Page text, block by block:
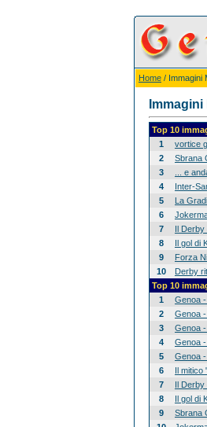
Home / Immagini
Top 10
1
vortice
2
Sbrana
3
... e
4
Inter-
5
La
6
7
Il Derby
8
Il gol di
9
Forza
10
Derby
Top 10
1
Genoa
2
Genoa
3
Genoa
4
Genoa
5
Genoa
6
Il mitico
7
Il Derby
8
Il gol di
9
Sbrana